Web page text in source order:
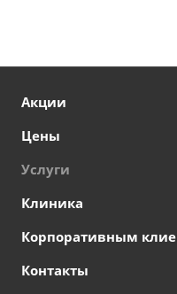
Акции
Цены
Услуги
Клиника
Корпоративным
Контакты